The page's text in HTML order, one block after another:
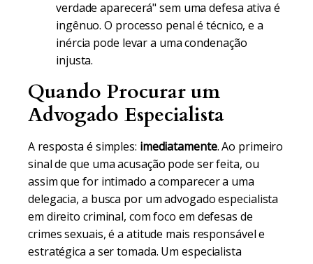
verdade aparecerá" sem uma defesa ativa é
ingênuo. O processo penal é técnico, e a
inércia pode levar a uma condenação
injusta.
Quando Procurar um
Advogado Especialista
A resposta é simples: imediatamente. Ao primeiro
sinal de que uma acusação pode ser feita, ou
assim que for intimado a comparecer a uma
delegacia, a busca por um advogado especialista
em direito criminal, com foco em defesas de
crimes sexuais, é a atitude mais responsável e
estratégica a ser tomada. Um especialista